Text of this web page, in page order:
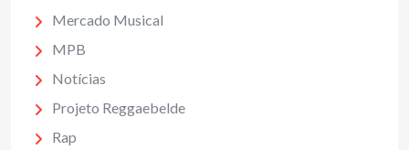
Mercado Musical
MPB
Notícias
Projeto Reggaebelde
Rap